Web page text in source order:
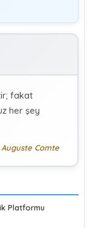
Yapan
İkili Sosyal
fakat
her şey
Auguste Comte
Platformu